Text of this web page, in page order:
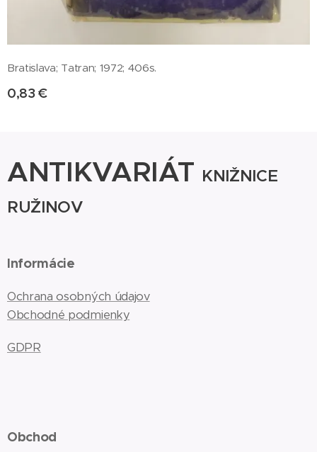
Bratislava; Tatran; 1972; 406s.
0,83 €
ANTIKVARIÁT KNIŽNICE
RUŽINOV
Informácie
Ochrana osobných údajov
Obchodné podmienky
GDPR
Obchod